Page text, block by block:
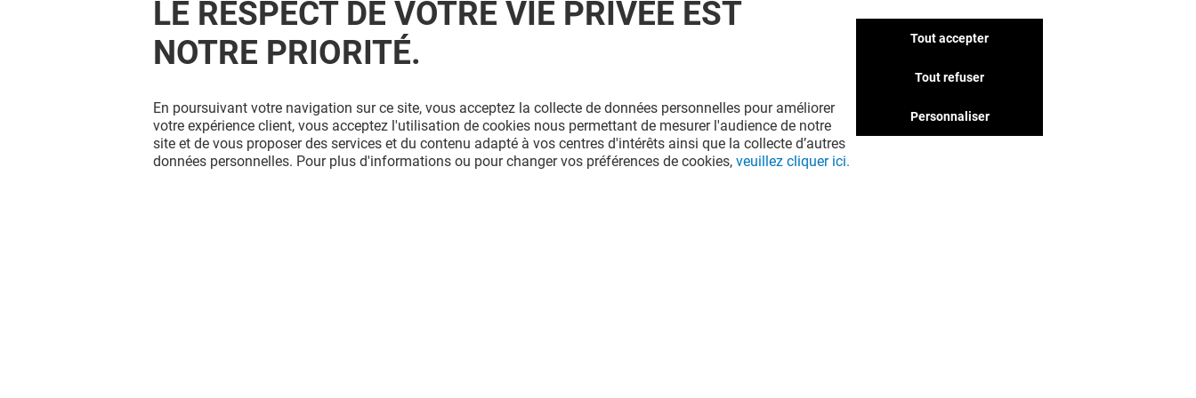
Nous avons d'autres
boutiques qui pourraient
pas à côté !
LE RESPECT DE VOTRE VIE PRIVÉE EST
NOTRE PRIORITÉ.
En poursuivant votre navigation sur ce site, vous acceptez la collecte de données personnelles pour améliorer
votre expérience client, vous acceptez l'utilisation de cookies nous permettant de mesurer l'audience de notre
site et de vous proposer des services et du contenu adapté à vos centres d'intérêts ainsi que la collecte d’autres
données personnelles. Pour plus d'informations ou pour changer vos préférences de cookies, veuillez cliquer ici.
Tout accepter
Tout refuser
Personnaliser